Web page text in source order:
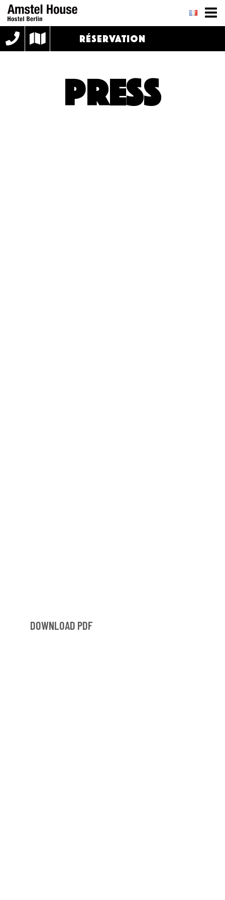
RÉSERVATION
PRESS
DOWNLOAD PDF